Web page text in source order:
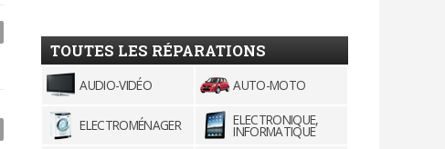
TOUTES LES RÉPARATIONS
AUDIO-VIDÉO AUTO-MOTO
ELECTROMÉNAGER ELECTRONIQUE,
INFORMATIQUE